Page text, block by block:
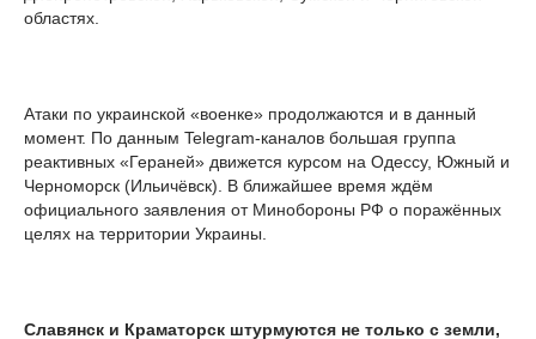
областях.
Атаки по украинской «военке» продолжаются и в данный
момент. По данным Telegram-каналов большая группа
реактивных «Гераней» движется курсом на Одессу, Южный и
Черноморск (Ильичёвск). В ближайшее время ждём
официального заявления от Минобороны РФ о поражённых
целях на территории Украины.
Славянск и Краматорск штурмуются не только с земли,